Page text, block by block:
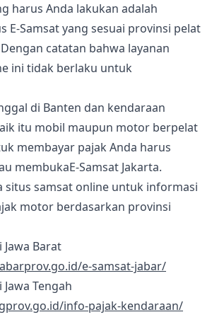
harus Anda lakukan adalah
E-Samsat yang sesuai provinsi pelat
catatan bahwa layanan
ini tidak berlaku untuk
di Banten dan kendaraan
itu mobil maupun motor berpelat
membayar pajak Anda harus
membukaE-Samsat Jakarta.
situs samsat online untuk informasi
motor berdasarkan provinsi
Jawa Barat
e-samsat-jabar/
Tengah
info-pajak-kendaraan/